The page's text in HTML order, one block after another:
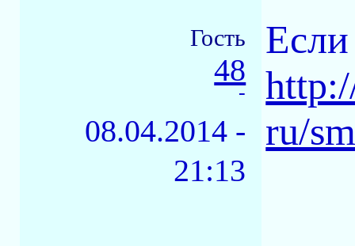
Гость
48
-
08.04.2014 -
21:13
Если
ru/